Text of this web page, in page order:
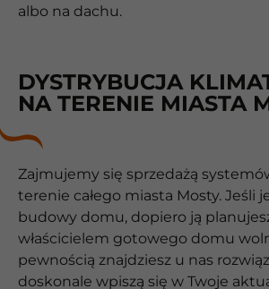
albo na dachu.
DYSTRYBUCJA
NA TERENIE MIASTA
Zajmujemy się sprzedażą
terenie całego miasta Mosty. Jeśli
budowy domu, dopiero ją
właścicielem gotowego domu
pewnością znajdziesz u nas
doskonale wpiszą się w Twoje